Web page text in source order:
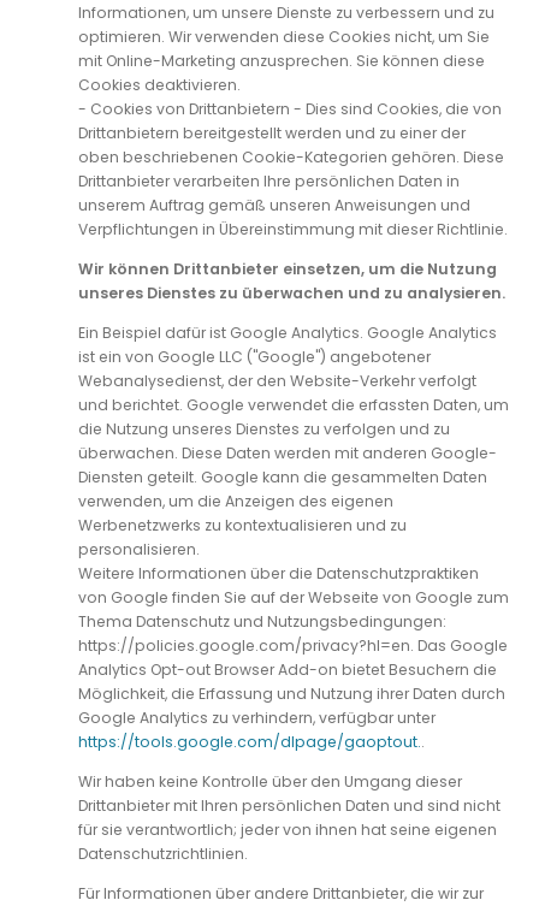
Informationen, um unsere Dienste zu verbessern und zu
optimieren. Wir verwenden diese Cookies nicht, um Sie
mit Online-Marketing anzusprechen. Sie können diese
Cookies deaktivieren.
- Cookies von Drittanbietern - Dies sind Cookies, die von
Drittanbietern bereitgestellt werden und zu einer der
oben beschriebenen Cookie-Kategorien gehören. Diese
Drittanbieter verarbeiten Ihre persönlichen Daten in
unserem Auftrag gemäß unseren Anweisungen und
Verpflichtungen in Übereinstimmung mit dieser Richtlinie.
Wir können Drittanbieter einsetzen, um die Nutzung
unseres Dienstes zu überwachen und zu analysieren.
Ein Beispiel dafür ist Google Analytics. Google Analytics
ist ein von Google LLC ("Google") angebotener
Webanalysedienst, der den Website-Verkehr verfolgt
und berichtet. Google verwendet die erfassten Daten, um
die Nutzung unseres Dienstes zu verfolgen und zu
überwachen. Diese Daten werden mit anderen Google-
Diensten geteilt. Google kann die gesammelten Daten
verwenden, um die Anzeigen des eigenen
Werbenetzwerks zu kontextualisieren und zu
personalisieren.
Weitere Informationen über die Datenschutzpraktiken
von Google finden Sie auf der Webseite von Google zum
Thema Datenschutz und Nutzungsbedingungen:
https://policies.google.com/privacy?hl=en. Das Google
Analytics Opt-out Browser Add-on bietet Besuchern die
Möglichkeit, die Erfassung und Nutzung ihrer Daten durch
Google Analytics zu verhindern, verfügbar unter
https://tools.google.com/dlpage/gaoptout..
Wir haben keine Kontrolle über den Umgang dieser
Drittanbieter mit Ihren persönlichen Daten und sind nicht
für sie verantwortlich; jeder von ihnen hat seine eigenen
Datenschutzrichtlinien.
Für Informationen über andere Drittanbieter, die wir zur